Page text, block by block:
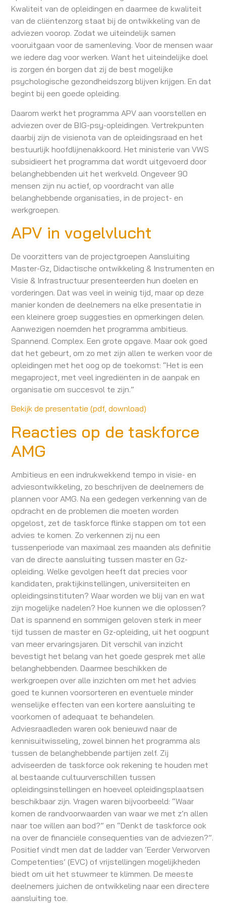
Kwaliteit van de opleidingen en daarmee de kwaliteit
van de cliëntenzorg staat bij de ontwikkeling van de
adviezen voorop. Zodat we uiteindelijk samen
vooruitgaan voor de samenleving. Voor de mensen waar
we iedere dag voor werken. Want het uiteindelijke doel
is zorgen én borgen dat zij de best mogelijke
psychologische gezondheidszorg blijven krijgen. En dat
begint bij een goede opleiding.
Daarom werkt het programma APV aan voorstellen en
adviezen over de BIG-psy-opleidingen. Vertrekpunten
daarbij zijn de visienota van de opleidingsraad en het
bestuurlijk hoofdlijnenakkoord. Het ministerie van VWS
subsidieert het programma dat wordt uitgevoerd door
belanghebbenden uit het werkveld. Ongeveer 90
mensen zijn nu actief, op voordracht van alle
belanghebbende organisaties, in de project- en
werkgroepen.
APV in vogelvlucht
De voorzitters van de projectgroepen Aansluiting
Master-Gz, Didactische ontwikkeling & Instrumenten en
Visie & Infrastructuur presenteerden hun doelen en
vorderingen. Dat was veel in weinig tijd, maar op deze
manier konden de deelnemers na elke presentatie in
een kleinere groep suggesties en opmerkingen delen.
Aanwezigen noemden het programma ambitieus.
Spannend. Complex. Een grote opgave. Maar ook goed
dat het gebeurt, om zo met zijn allen te werken voor de
opleidingen met het oog op de toekomst: “Het is een
megaproject, met veel ingrediënten in de aanpak en
organisatie om succesvol te zijn.”
Bekijk de presentatie (pdf, download)
Reacties op de taskforce
AMG
Ambitieus en een indrukwekkend tempo in visie- en
adviesontwikkeling, zo beschrijven de deelnemers de
plannen voor AMG. Na een gedegen verkenning van de
opdracht en de problemen die moeten worden
opgelost, zet de taskforce flinke stappen om tot een
advies te komen. Zo verkennen zij nu een
tussenperiode van maximaal zes maanden als definitie
van de directe aansluiting tussen master en Gz-
opleiding. Welke gevolgen heeft dat precies voor
kandidaten, praktijkinstellingen, universiteiten en
opleidingsinstituten? Waar worden we blij van en wat
zijn mogelijke nadelen? Hoe kunnen we die oplossen?
Dat is spannend en sommigen geloven sterk in meer
tijd tussen de master en Gz-opleiding, uit het oogpunt
van meer ervaringsjaren. Dit verschil van inzicht
bevestigt het belang van het goede gesprek met alle
belanghebbenden. Daarmee beschikken de
werkgroepen over alle inzichten om met het advies
goed te kunnen voorsorteren en eventuele minder
wenselijke effecten van een kortere aansluiting te
voorkomen of adequaat te behandelen.
Adviesraadleden waren ook benieuwd naar de
kennisuitwisseling, zowel binnen het programma als
tussen de belanghebbende partijen zelf. Zij
adviseerden de taskforce ook rekening te houden met
al bestaande cultuurverschillen tussen
opleidingsinstellingen en hoeveel opleidingsplaatsen
beschikbaar zijn. Vragen waren bijvoorbeeld: “Waar
komen de randvoorwaarden van waar we met z’n allen
naar toe willen aan bod?” en “Denkt de taskforce ook
na over de financiële consequenties van de adviezen?”.
Positief vindt men dat de ladder van ‘Eerder Verworven
Competenties’ (EVC) of vrijstellingen mogelijkheden
biedt om uit het stuwmeer te klimmen. De meeste
deelnemers juichen de ontwikkeling naar een directere
aansluiting toe.